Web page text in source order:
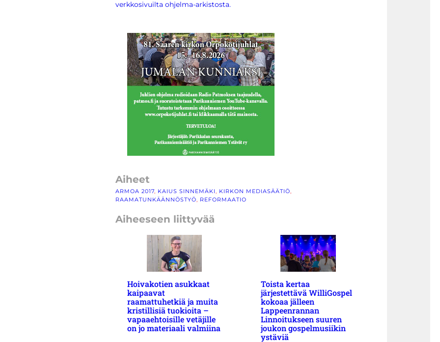
verkkosivuilta ohjelma-arkistosta.
Aiheet
ARMOA 2017, KAIUS SINNEMÄKI KIRKON MEDIASÄÄTIÖ
RAAMATUNKÄÄNNÖSTYÖ
REFORMAATIO
Aiheeseen liittyvää
Hoivakotien asukkaat
kaipaavat
raamattuhetkiä ja muita
kristillisiä tuokioita –
vapaaehtoisille vetäjille
on jo materiaali valmiina
Toista kertaa
järjestettävä WilliGospel
kokoaa jälleen
Lappeenrannan
Linnoitukseen suuren
joukon gospelmusiikin
ystäviä